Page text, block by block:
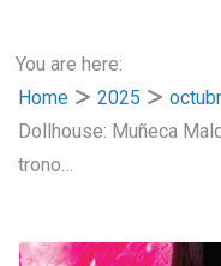
You are here:
Home
2025
Dollhouse: Muñeca
trono…